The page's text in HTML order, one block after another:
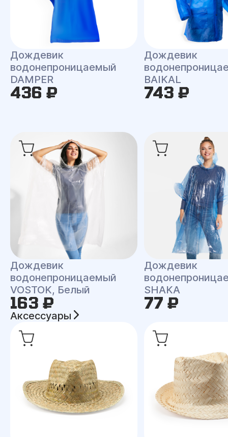
Дождевик
водонепроницаемый
DAMPER
436 ₽
Дождевик
BAIKAL
743 ₽
Дождевик
водонепроницаемый
VOSTOK, Белый
163 ₽
Дождевик
SHAKA
77 ₽
Аксессуары